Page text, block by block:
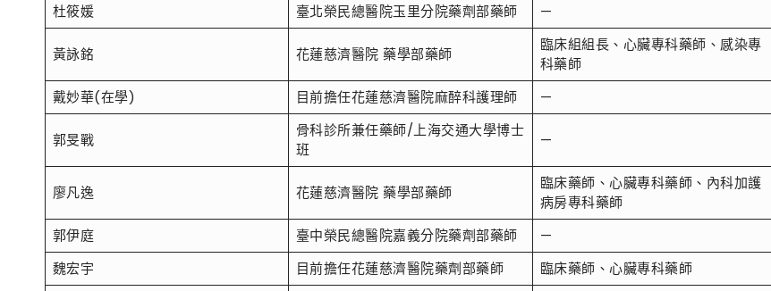
杜筱媛
臺北榮民總醫院玉里分院藥劑部藥師 —
黃詠銘 花蓮慈濟醫院 藥學部藥師
臨床組組長、心臟專科藥師、感染專
科藥師
戴妙華(在學)
目前擔任花蓮慈濟醫院麻醉科護理師 —
郭旻戰
骨科診所兼任藥師/上海交通大學博士
班
—
廖凡逸 花蓮慈濟醫院 藥學部藥師
臨床藥師、心臟專科藥師、內科加護
病房專科藥師
郭伊庭
臺中榮民總醫院嘉義分院藥劑部藥師
—
魏宏宇
目前擔任花蓮慈濟醫院藥劑部藥師 臨床藥師、心臟專科藥師